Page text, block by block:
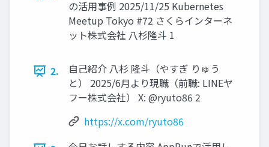
の活用事例 2025/11/25 Kubernetes
Meetup Tokyo #72 さくらインターネ
ット株式会社 八杉隆斗 1
2.
自己紹介 八杉 隆斗（やすぎ りゅう
と） 2025/6月より現職（前職: LINEヤ
フー株式会社） X: @ryuto86 2
https://x.com/ryuto86